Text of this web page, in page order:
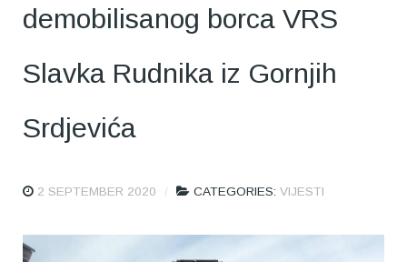
demobilisanog borca VRS
Slavka Rudnika iz Gornjih
Srdjevića
2 SEPTEMBER 2020 CATEGORIES: VIJESTI